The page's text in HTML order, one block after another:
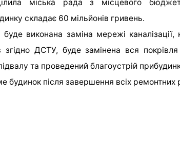
міська рада з місцевого
складає 60 мільйонів гривень.
виконана заміна мережі каналізації,
згідно ДСТУ, буде замінена вся
та проведений благоустрій
будинок після завершення всіх ремонтних